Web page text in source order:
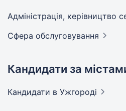
Адмiнiстрацiя, керівництво
Сфера обслуговування
Кандидати за
Кандидати в Ужгороді